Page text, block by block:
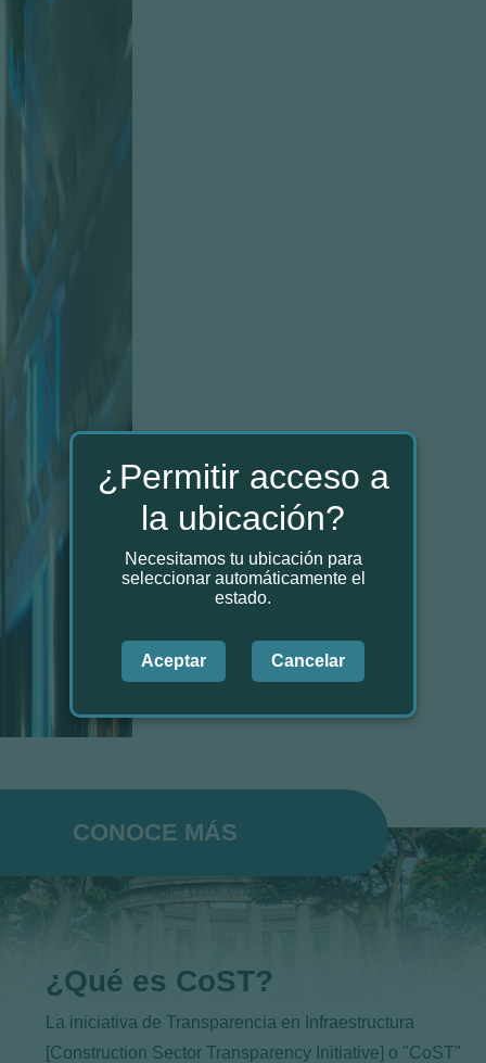
CONOCE MÁS
¿Qué es CoST?
La iniciativa de Transparencia en Infraestructura
[Construction Sector Transparency Initiative] o "CoST"
¿Permitir acceso a
la ubicación?
Necesitamos tu ubicación para
seleccionar automáticamente el
estado.
Aceptar Cancelar